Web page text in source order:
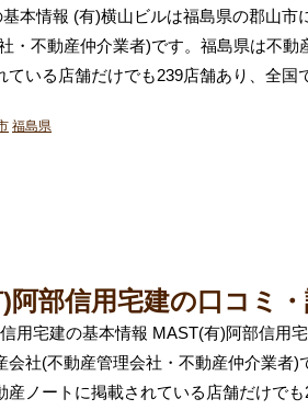
本情報 (有)横山ビルは福島県の郡山市
・不動産仲介業者)です。福島県は不動
ている店舗だけでも239店舗あり、全国
福島県
阿部信用宅建の口コミ
用宅建の基本情報 MAST(有)阿部信用
会社(不動産管理会社・不動産仲介業者)
産ノートに掲載されている店舗だけでも